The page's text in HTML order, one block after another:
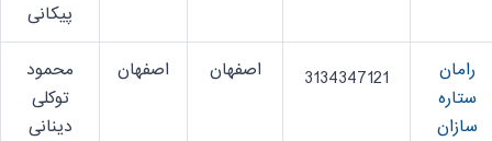
پیکانی
رامان
ستاره
سازان
3134347121 اصفهان اصفهان
محمود
توکلی
دینانی